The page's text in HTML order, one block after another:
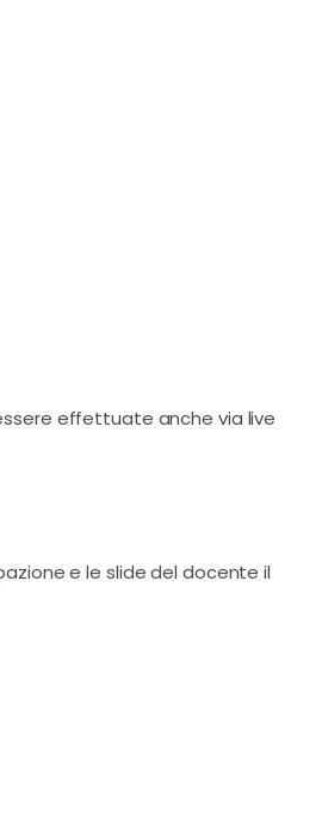
effettuate anche via live
e le slide del docente il